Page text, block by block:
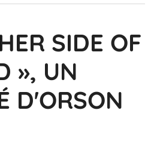
SIDE OF
», UN
D'ORSON